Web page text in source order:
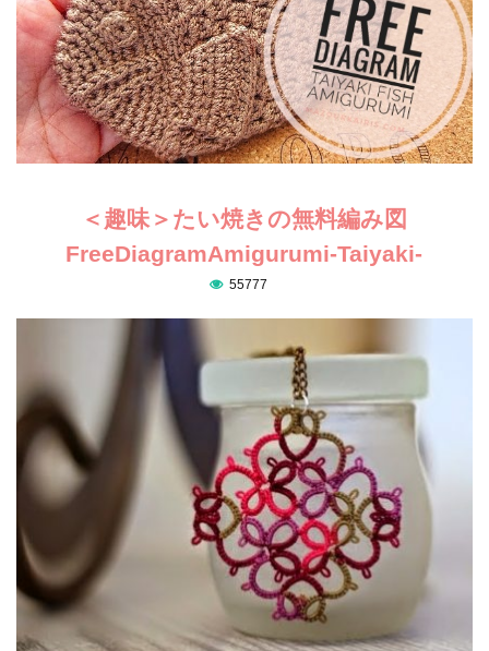
＜趣味＞たい焼きの無料編み図
FreeDiagramAmigurumi-Taiyaki-
55777